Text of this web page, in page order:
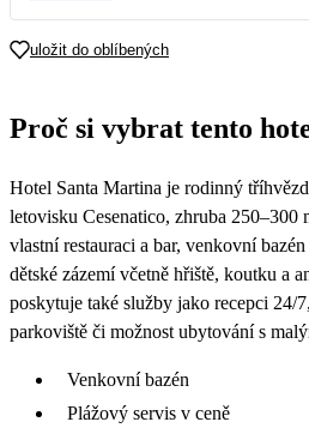
21
28 29 30
uložit do oblíbených
Proč si vybrat tento
Hotel Santa Martina je rodinný
letovisku Cesenatico, zhruba 250–300
vlastní restauraci a bar, venkovní
dětské zázemí včetně hřiště, koutku a
poskytuje také služby jako recepci 24/
parkoviště či možnost ubytování s
Venkovní bazén
Plážový servis v ceně